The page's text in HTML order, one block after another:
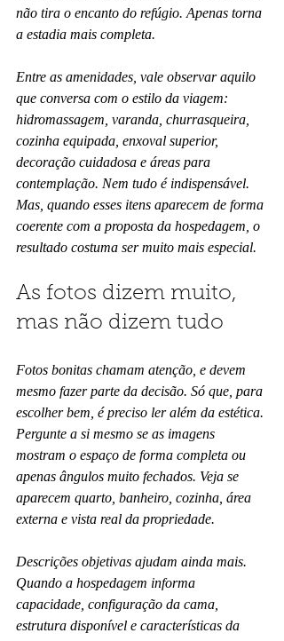
não tira o encanto do refúgio. Apenas torna
a estadia mais completa.
Entre as amenidades, vale observar aquilo
que conversa com o estilo da viagem:
hidromassagem, varanda, churrasqueira,
cozinha equipada, enxoval superior,
decoração cuidadosa e áreas para
contemplação. Nem tudo é indispensável.
Mas, quando esses itens aparecem de forma
coerente com a proposta da hospedagem, o
resultado costuma ser muito mais especial.
As fotos dizem muito,
mas não dizem tudo
Fotos bonitas chamam atenção, e devem
mesmo fazer parte da decisão. Só que, para
escolher bem, é preciso ler além da estética.
Pergunte a si mesmo se as imagens
mostram o espaço de forma completa ou
apenas ângulos muito fechados. Veja se
aparecem quarto, banheiro, cozinha, área
externa e vista real da propriedade.
Descrições objetivas ajudam ainda mais.
Quando a hospedagem informa
capacidade, configuração da cama,
estrutura disponível e características da